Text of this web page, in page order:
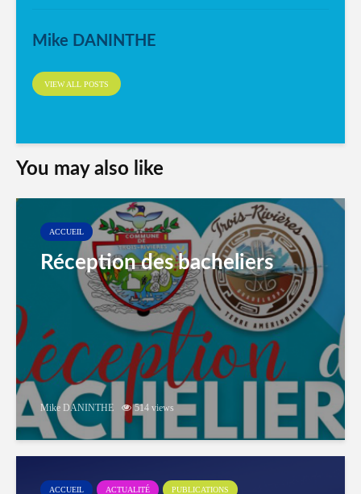
Mike DANINTHE
VIEW ALL POSTS
You may also like
ACCUEIL
Réception des bacheliers
Mike DANINTHE 514 views
ACCUEIL ACTUALITÉ PUBLICATIONS